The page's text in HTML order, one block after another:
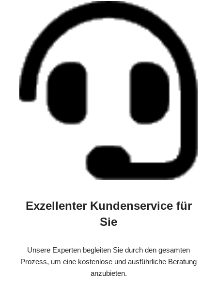
Exzellenter Kundenservice für
Sie
Unsere Experten begleiten Sie durch den gesamten
Prozess, um eine kostenlose und ausführliche Beratung
anzubieten.